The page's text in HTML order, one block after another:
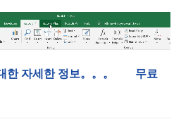
자세한 정보。。。
무료